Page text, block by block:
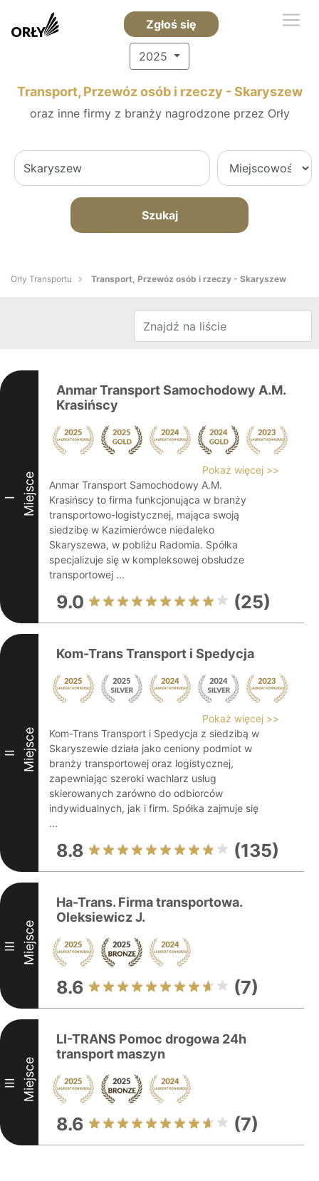
Zgłoś się
2025
Transport, Przewóz osób i rzeczy - Skaryszew
oraz inne firmy z branży nagrodzone przez Orły
Szukaj
Orły Transportu Transport, Przewóz osób i rzeczy - Skaryszew
I Miejsce
Anmar Transport Samochodowy A.M.
Krasińscy
Pokaż więcej >>
Anmar Transport Samochodowy A.M.
Krasińscy to firma funkcjonująca w branży
transportowo-logistycznej, mająca swoją
siedzibę w Kazimierówce niedaleko
Skaryszewa, w pobliżu Radomia. Spółka
specjalizuje się w kompleksowej obsłudze
transportowej ...
9.0 (25)
II Miejsce
Kom-Trans Transport i Spedycja
Pokaż więcej >>
Kom-Trans Transport i Spedycja z siedzibą w
Skaryszewie działa jako ceniony podmiot w
branży transportowej oraz logistycznej,
zapewniając szeroki wachlarz usług
skierowanych zarówno do odbiorców
indywidualnych, jak i firm. Spółka zajmuje się
...
8.8 (135)
III Miejsce
Ha-Trans. Firma transportowa.
Oleksiewicz J.
8.6 (7)
III Miejsce
LI-TRANS Pomoc drogowa 24h
transport maszyn
8.6 (7)